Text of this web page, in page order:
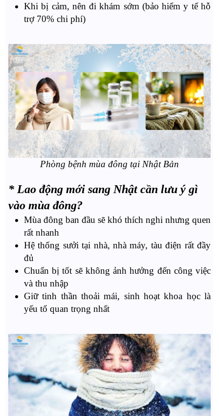
Khi bị cảm, nên đi khám sớm (bảo hiểm y tế hỗ
trợ 70% chi phí)
Phòng bệnh mùa đông tại Nhật Bản
* Lao động mới sang Nhật cần lưu ý gì
vào mùa đông?
Mùa đông ban đầu sẽ khó thích nghi nhưng quen
rất nhanh
Hệ thống sưởi tại nhà, nhà máy, tàu điện rất đầy
đủ
Chuẩn bị tốt sẽ không ảnh hưởng đến công việc
và thu nhập
Giữ tinh thần thoải mái, sinh hoạt khoa học là
yếu tố quan trọng nhất